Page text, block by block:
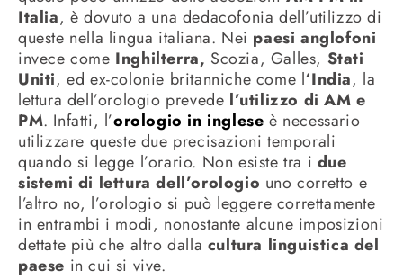
Italia, è dovuto a una dedacofonia dell’utilizzo di
queste nella lingua italiana. Nei paesi anglofoni
invece come Inghilterra, Scozia, Galles, Stati
Uniti, ed ex-colonie britanniche come l‘India, la
lettura dell’orologio prevede l’utilizzo di AM e
PM. Infatti, l’orologio in inglese è necessario
utilizzare queste due precisazioni temporali
quando si legge l’orario. Non esiste tra i due
sistemi di lettura dell’orologio uno corretto e
l’altro no, l’orologio si può leggere correttamente
in entrambi i modi, nonostante alcune imposizioni
dettate più che altro dalla cultura linguistica del
paese in cui si vive.